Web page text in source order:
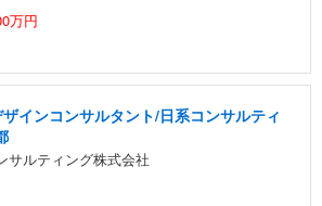
万円
インコンサルタント/日系コンサルティ
サルティング株式会社